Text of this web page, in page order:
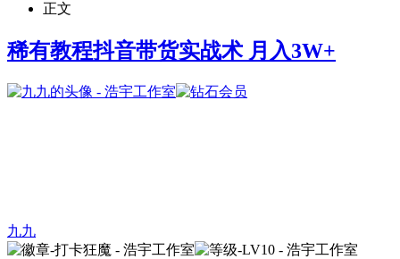
正文
稀有教程抖音带货实战术 月入3W+
九九